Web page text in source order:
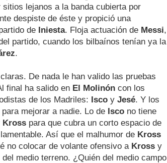
lejanos a la banda cubierta por
despiste de éste y propició una
de Iniesta. Floja actuación de Messi,
partido, cuando los bilbaínos tenían ya la
.
De nada le han valido las pruebas
final ha salido en El Molinón con los
de los Madriles: Isco y Jesé. Y los
mejorar a nadie. Lo de Isco no tiene
Kross para que cubra un corto espacio de
Así que el malhumor de Kross
no colocar de volante ofensivo a Kross y
medio terreno. ¿Quién del medio campo